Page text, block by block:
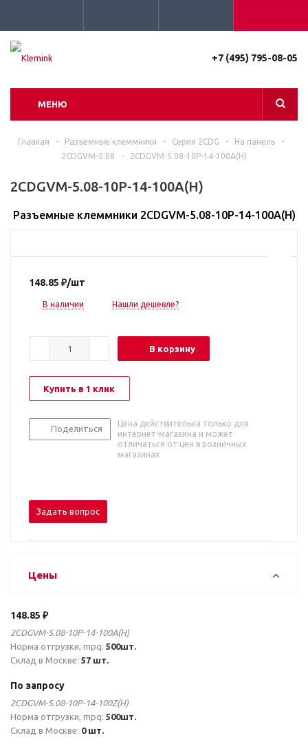
+7 (495) 795-08-05
МЕНЮ
Главная - Разъемные клеммники - Серия 2CDG - На панель
-
2CDGVM-5.08
- 2CDGVM-5.08-10P-14-100A(H)
2CDGVM-5.08-10P-14-100A(H)
Разъемные клеммники 2CDGVM-5.08-10P-14-100A(H)
148.85 ₽/шт
В наличии Нашли дешевле?
В корзину
Купить в 1 клик
Поделиться
Цена действительна только для
интернет-магазина и может
отличаться от цен в розничных
магазинах
Задать вопрос
Цены
148.85 ₽
2CDGVM-5.08-10P-14-100A(H)
Норма отгрузки, mpq: 500шт.
Склад в Москве: 57 шт.
По запросу
2CDGVM-5.08-10P-14-100Z(H)
Норма отгрузки, mpq: 500шт.
Склад в Москве: 0 шт.